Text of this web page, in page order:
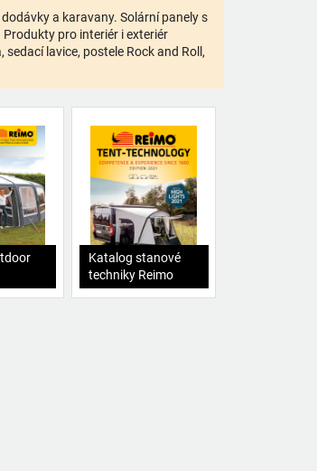
a karavany. Solární panely s
pro interiér i exteriér
lavice, postele Rock and Roll,
Katalog stanové
techniky Reimo